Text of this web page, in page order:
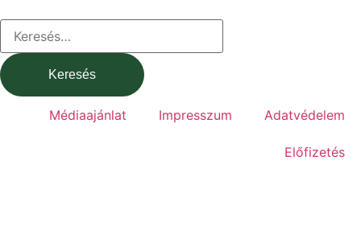
Médiaajánlat Impresszum Adatvédelem
Előfizetés